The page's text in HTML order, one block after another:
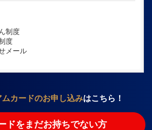
制度
度
メール
カードのお申し込みはこちら！
ドをまだお持ちでない方